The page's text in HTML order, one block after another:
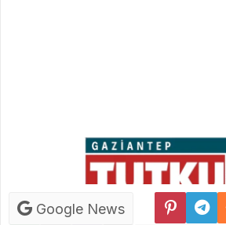
Google News